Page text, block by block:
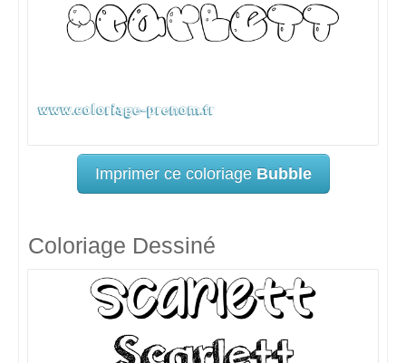
Imprimer ce coloriage Bubble
Coloriage Dessiné